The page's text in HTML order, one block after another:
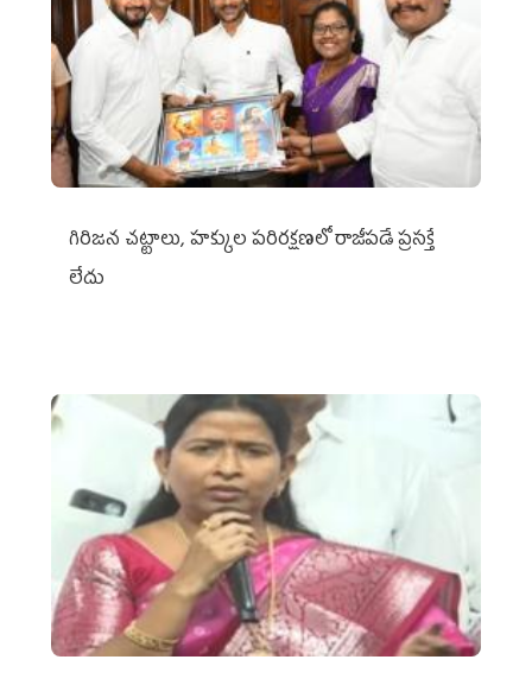
గిరిజన చట్టాలు, హక్కుల పరిరక్షణలో రాజీపడే ప్రసక్తే
లేదు